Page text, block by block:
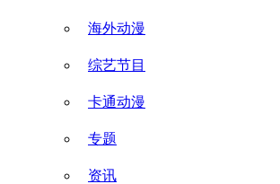
海外动漫
综艺节目
卡通动漫
专题
资讯